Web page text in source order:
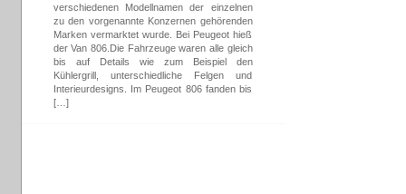
verschiedenen Modellnamen der einzelnen
zu den vorgenannte Konzernen gehörenden
Marken vermarktet wurde. Bei Peugeot hieß
der Van 806.Die Fahrzeuge waren alle gleich
bis auf Details wie zum Beispiel den
Kühlergrill, unterschiedliche Felgen und
Interieurdesigns. Im Peugeot 806 fanden bis
[…]